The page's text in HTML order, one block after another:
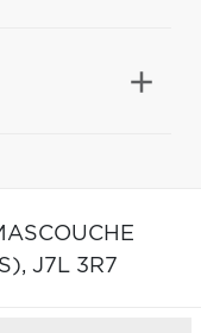
J7L 3R7